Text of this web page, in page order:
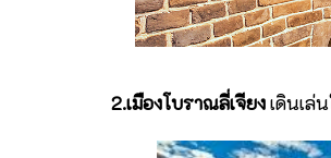
2.เมืองโบราณลี่เจียงเดินเล่